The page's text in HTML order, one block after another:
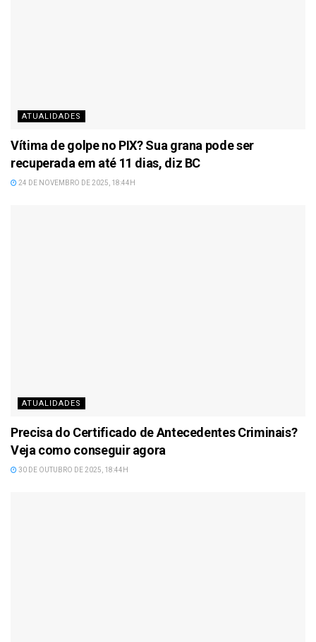
ATUALIDADES
Vítima de golpe no PIX? Sua grana pode ser
recuperada em até 11 dias, diz BC
24 DE NOVEMBRO DE 2025, 18:44H
ATUALIDADES
Precisa do Certificado de Antecedentes Criminais?
Veja como conseguir agora
30 DE OUTUBRO DE 2025, 18:44H